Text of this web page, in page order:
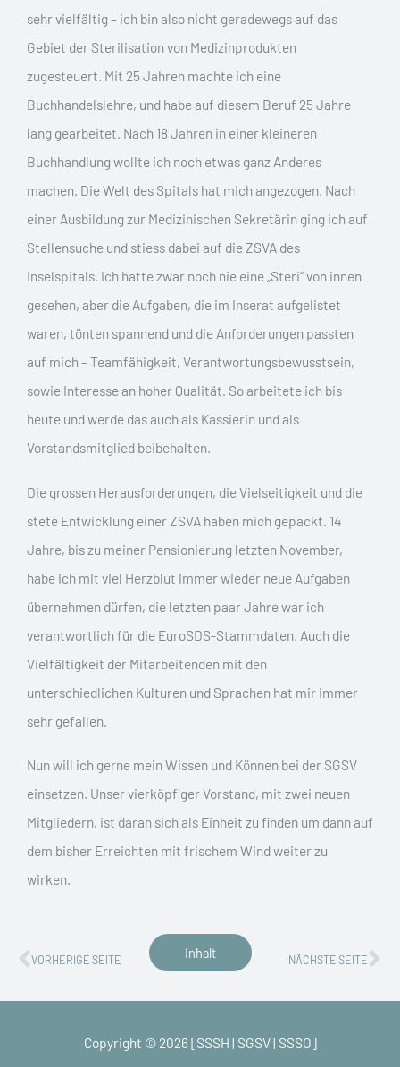
sehr vielfältig – ich bin also nicht geradewegs auf das
Gebiet der Sterilisation von Medizinprodukten
zugesteuert. Mit 25 Jahren machte ich eine
Buchhandelslehre, und habe auf diesem Beruf 25 Jahre
lang gearbeitet. Nach 18 Jahren in einer kleineren
Buchhandlung wollte ich noch etwas ganz Anderes
machen. Die Welt des Spitals hat mich angezogen. Nach
einer Ausbildung zur Medizinischen Sekretärin ging ich auf
Stellensuche und stiess dabei auf die ZSVA des
Inselspitals. Ich hatte zwar noch nie eine „Steri“ von innen
gesehen, aber die Aufgaben, die im Inserat aufgelistet
waren, tönten spannend und die Anforderungen passten
auf mich – Teamfähigkeit, Verantwortungsbewusstsein,
sowie Interesse an hoher Qualität. So arbeitete ich bis
heute und werde das auch als Kassierin und als
Vorstandsmitglied beibehalten.
Die grossen Herausforderungen, die Vielseitigkeit und die
stete Entwicklung einer ZSVA haben mich gepackt. 14
Jahre, bis zu meiner Pensionierung letzten November,
habe ich mit viel Herzblut immer wieder neue Aufgaben
übernehmen dürfen, die letzten paar Jahre war ich
verantwortlich für die EuroSDS-Stammdaten. Auch die
Vielfältigkeit der Mitarbeitenden mit den
unterschiedlichen Kulturen und Sprachen hat mir immer
sehr gefallen.
Nun will ich gerne mein Wissen und Können bei der SGSV
einsetzen. Unser vierköpfiger Vorstand, mit zwei neuen
Mitgliedern, ist daran sich als Einheit zu finden um dann auf
dem bisher Erreichten mit frischem Wind weiter zu
wirken.
Zurück
VORHERIGE SEITE NÄCHSTE SEITE
Inhalt
Copyright © 2026 [SSSH | SGSV | SSSO]